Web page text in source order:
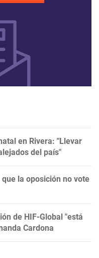
en Rivera: "Llevar
del país"
la oposición no vote
de HIF-Global "está
Cardona